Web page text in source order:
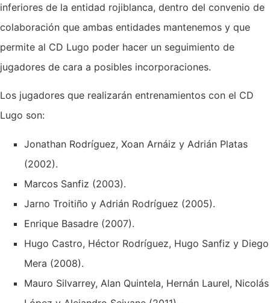
inferiores de la entidad rojiblanca, dentro del convenio de
colaboración que ambas entidades mantenemos y que
permite al CD Lugo poder hacer un seguimiento de
jugadores de cara a posibles incorporaciones.
Los jugadores que realizarán entrenamientos con el CD
Lugo son:
Jonathan Rodríguez, Xoan Arnáiz y Adrián Platas
(2002).
Marcos Sanfiz (2003).
Jarno Troitiño y Adrián Rodríguez (2005).
Enrique Basadre (2007).
Hugo Castro, Héctor Rodríguez, Hugo Sanfiz y Diego
Mera (2008).
Mauro Silvarrey, Alan Quintela, Hernán Laurel, Nicolás